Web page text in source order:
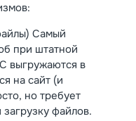
Самый
при штатной
выгружаются в
на сайт (и
но требует
файлов.